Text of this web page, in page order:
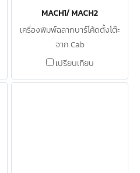
MACH1/ MACH2
เครื่องพิมพ์ฉลากบาร์โค้ดตั้งโต๊ะ
จาก Cab
เปรียบเทียบ